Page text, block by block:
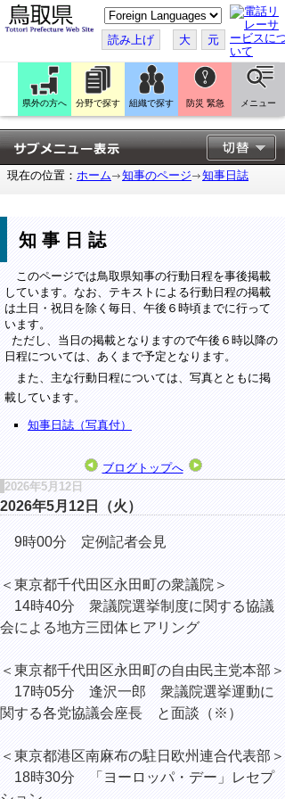
こ
の
ペ
ー
ジ
翻
訳
す
る
読み上げ 大 元
県外の方へ 分野で探す 組織で探す 防災 緊急 メニュー
現在の位置： ホーム 知事のページ 知事日誌
知事日誌
このページでは鳥取県知事の行動日程を事後掲載
しています。なお、テキストによる行動日程の掲載
は土日・祝日を除く毎日、午後６時頃までに行って
います。
ただし、当日の掲載となりますので午後６時以降の
日程については、あくまで予定となります。
また、主な行動日程については、写真とともに掲
載しています。
知事日誌（写真付）
ブログトップへ
2026年5月12日
2026年5月12日（火）
9時00分 定例記者会見
＜東京都千代田区永田町の衆議院＞
14時40分 衆議院選挙制度に関する協議
会による地方三団体ヒアリング
＜東京都千代田区永田町の自由民主党本部＞
17時05分 逢沢一郎 衆議院選挙運動に
関する各党協議会座長 と面談（※）
＜東京都港区南麻布の駐日欧州連合代表部＞
18時30分 「ヨーロッパ・デー」レセプ